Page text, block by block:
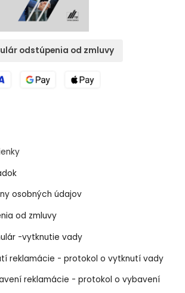
odstúpenia od zmluvy
osobných údajov
od zmluvy
-vytknutie vady
reklamácie - protokol o vytknutí vady
reklamácie - protokol o vybavení